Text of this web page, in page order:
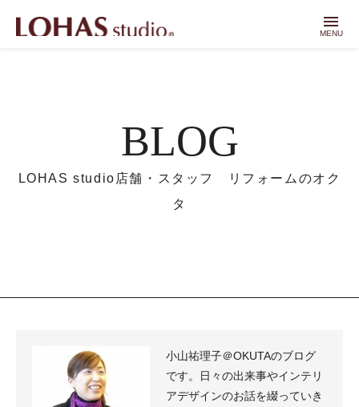
menu
MENU
BLOG
LOHAS studio店舗・スタッフ リフォームのオク
タ
小山祐理子＠OKUTAのブログ
です。日々の出来事やインテリ
アデザインのお話を綴っていき